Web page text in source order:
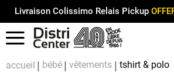
Livraison Colissimo Relais Pickup
Menu
accueil bébé vêtements tshirt & polo